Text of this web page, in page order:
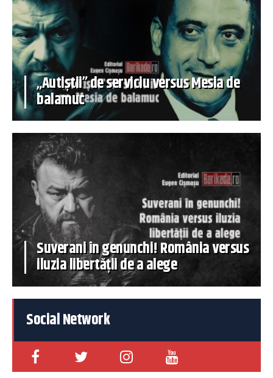
„Autiștii” de serviciu versus Mesia de
balamuc
Suverani în genunchi! România versus
iluzia libertății de a alege
Social Network